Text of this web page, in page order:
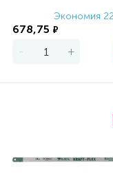
Экономия
678,75 ₽
- +